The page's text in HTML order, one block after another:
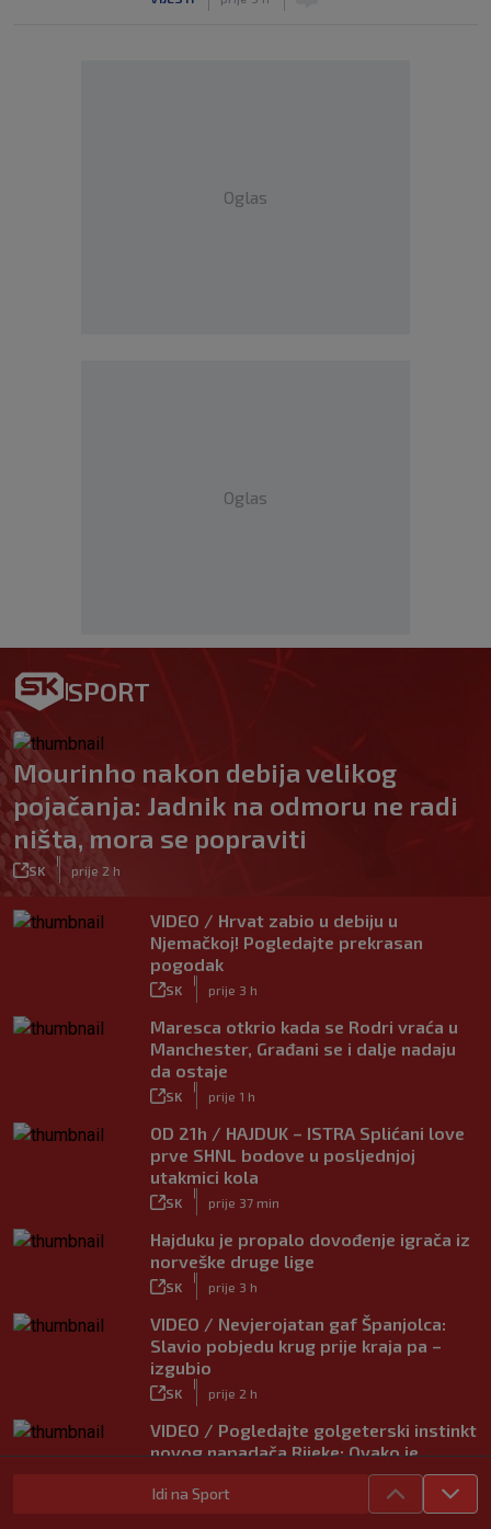
Oglas
Oglas
SPORT
Mourinho nakon debija velikog
pojačanja: Jadnik na odmoru ne radi
ništa, mora se popraviti
SK prije 2 h
VIDEO / Hrvat zabio u debiju u
Njemačkoj! Pogledajte prekrasan
pogodak
SK prije 3 h
Maresca otkrio kada se Rodri vraća u
Manchester, Građani se i dalje nadaju
da ostaje
SK prije 1 h
OD 21h / HAJDUK – ISTRA Splićani love
prve SHNL bodove u posljednjoj
utakmici kola
SK prije 37 min
Hajduku je propalo dovođenje igrača iz
norveške druge lige
SK prije 3 h
VIDEO / Nevjerojatan gaf Španjolca:
Slavio pobjedu krug prije kraja pa –
izgubio
SK prije 2 h
VIDEO / Pogledajte golgeterski instinkt
novog napadača Rijeke: Ovako je
SK
|
prije 5 h
Idi na Sport